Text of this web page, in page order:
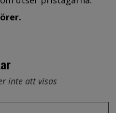
inte att visas